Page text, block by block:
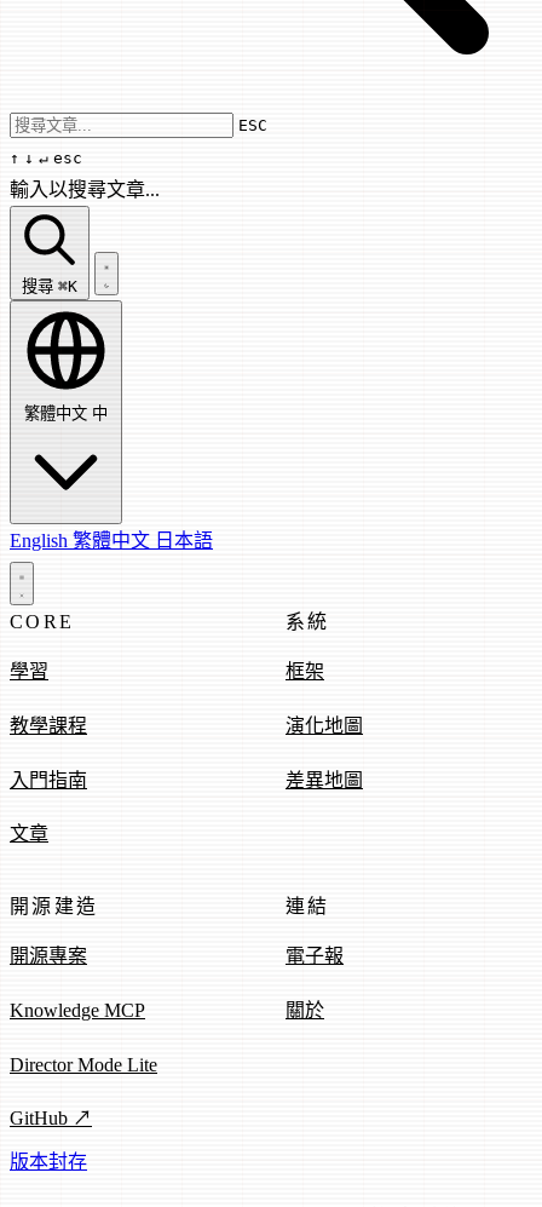
Use arrow keys to navigate results,
ESC
↑ ↓ ↵ esc
輸入以搜尋文章...
搜尋文章...
搜尋 ⌘K
繁體中文 中
English 繁體中文 日本語
CORE
學習
教學課程
入門指南
文章
系統
框架
演化地圖
差異地圖
開源建造
開源專案
Knowledge MCP
Director Mode Lite
GitHub ↗
連結
電子報
關於
版本封存